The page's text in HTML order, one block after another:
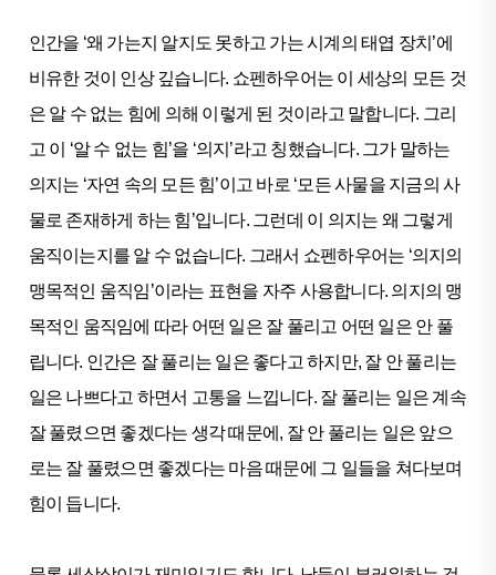
인간을 ‘왜 가는지 알지도 못하고 가는 시계의 태엽 장치’에
비유한 것이 인상 깊습니다. 쇼펜하우어는 이 세상의 모든 것
은 알 수 없는 힘에 의해 이렇게 된 것이라고 말합니다. 그리
고 이 ‘알 수 없는 힘’을 ‘의지’라고 칭했습니다. 그가 말하는
의지는 ‘자연 속의 모든 힘’이고 바로 ‘모든 사물을 지금의 사
물로 존재하게 하는 힘’입니다. 그런데 이 의지는 왜 그렇게
움직이는지를 알 수 없습니다. 그래서 쇼펜하우어는 ‘의지의
맹목적인 움직임’이라는 표현을 자주 사용합니다. 의지의 맹
목적인 움직임에 따라 어떤 일은 잘 풀리고 어떤 일은 안 풀
립니다. 인간은 잘 풀리는 일은 좋다고 하지만, 잘 안 풀리는
일은 나쁘다고 하면서 고통을 느낍니다. 잘 풀리는 일은 계속
잘 풀렸으면 좋겠다는 생각 때문에, 잘 안 풀리는 일은 앞으
로는 잘 풀렸으면 좋겠다는 마음 때문에 그 일들을 쳐다보며
힘이 듭니다.